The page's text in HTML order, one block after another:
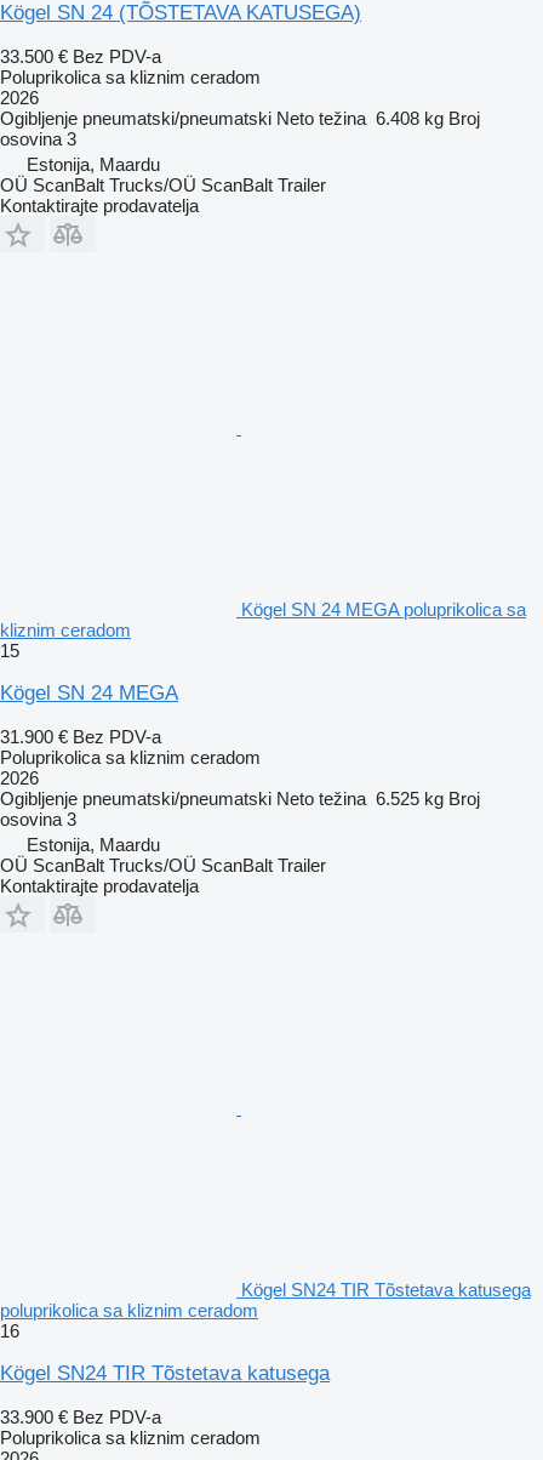
Kögel SN 24 (TÕSTETAVA KATUSEGA)
33.500 € Bez PDV-a
Poluprikolica sa kliznim ceradom
2026
Ogibljenje pneumatski/pneumatski Neto težina 6.408 kg Broj
osovina 3
Estonija, Maardu
OÜ ScanBalt Trucks/OÜ ScanBalt Trailer
Kontaktirajte prodavatelja
Kögel SN 24 MEGA poluprikolica sa
kliznim ceradom
15
Kögel SN 24 MEGA
31.900 € Bez PDV-a
Poluprikolica sa kliznim ceradom
2026
Ogibljenje pneumatski/pneumatski Neto težina 6.525 kg Broj
osovina 3
Estonija, Maardu
OÜ ScanBalt Trucks/OÜ ScanBalt Trailer
Kontaktirajte prodavatelja
Kögel SN24 TIR Tõstetava katusega
poluprikolica sa kliznim ceradom
16
Kögel SN24 TIR Tõstetava katusega
33.900 € Bez PDV-a
Poluprikolica sa kliznim ceradom